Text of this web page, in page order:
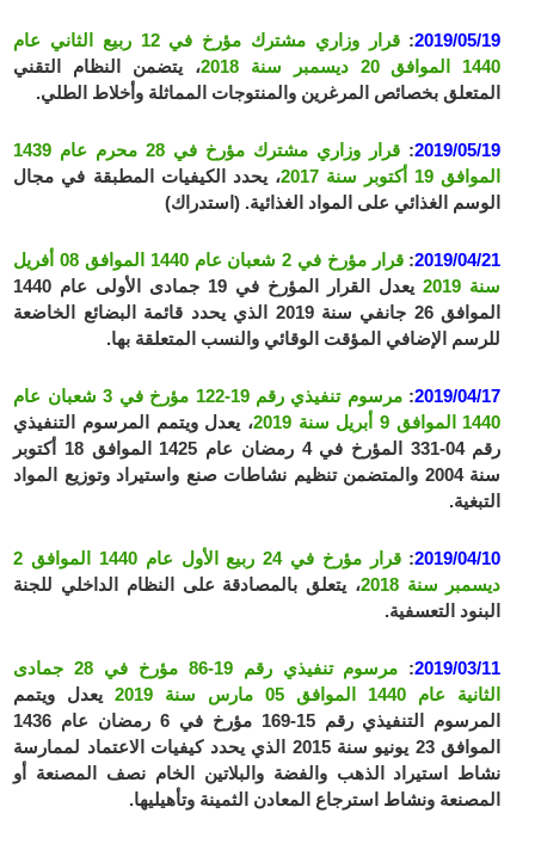
2019/05/19
:
قرار وزاري مشترك مؤرخ في 12 ربيع الثاني عام
1440 الموافق 20 ديسمبر سنة 2018
، يتضمن النظام التقني
المتعلق بخصائص المرغرين والمنتوجات المماثلة وأخلاط الطلي.
2019/05/19
:
قرار وزاري مشترك مؤرخ في 28 محرم عام 1439
الموافق 19 أكتوبر سنة 2017
، يحدد الكيفيات المطبقة في مجال
الوسم الغذائي على المواد الغذائية. (استدراك)
2019/04/21
:
قرار مؤرخ في 2 شعبان عام 1440 الموافق 08 أفريل
سنة 2019
يعدل القرار المؤرخ في 19 جمادى الأولى عام 1440
الموافق 26 جانفي سنة 2019 الذي يحدد قائمة البضائع الخاضعة
للرسم الإضافي المؤقت الوقائي والنسب المتعلقة بها.
2019/04/17
:
مرسوم تنفيذي رقم 19-122 مؤرخ في 3 شعبان عام
1440 الموافق 9 أبريل سنة 2019
، يعدل ويتمم المرسوم التنفيذي
رقم 04-331 المؤرخ في 4 رمضان عام 1425 الموافق 18 أكتوبر
سنة 2004 والمتضمن تنظيم نشاطات صنع واستيراد وتوزيع المواد
التبغية.
2019/04/10
:
قرار مؤرخ في 24 ربيع الأول عام 1440 الموافق 2
ديسمبر سنة 2018
، يتعلق بالمصادقة على النظام الداخلي للجنة
البنود التعسفية.
2019/03/11
:
مرسوم تنفيذي رقم 19-86 مؤرخ في 28 جمادى
الثانية عام 1440 الموافق 05 مارس سنة 2019
يعدل ويتمم
المرسوم التنفيذي رقم 15-169 مؤرخ في 6 رمضان عام 1436
الموافق 23 يونيو سنة 2015 الذي يحدد كيفيات الاعتماد لممارسة
نشاط استيراد الذهب والفضة والبلاتين الخام نصف المصنعة أو
المصنعة ونشاط استرجاع المعادن الثمينة وتأهيليها.